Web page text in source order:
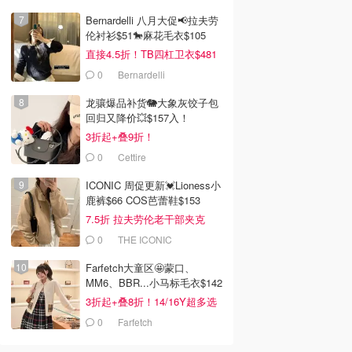
Bernardelli 八月大促📢拉夫劳
伦衬衫$51🐎麻花毛衣$105
直接4.5折！TB四杠卫衣$481
0 Bernardelli
龙骧爆品补货🐘大象灰饺子包
回归又降价💥$157入！
3折起+叠9折！
0 Cettire
ICONIC 周促更新💓Lioness小
鹿裤$66 COS芭蕾鞋$153
7.5折 拉夫劳伦老干部夹克
$4190 THE ICONIC
Farfetch大童区🤩蒙口、
MM6、BBR...小马标毛衣$142
3折起+叠8折！14/16Y超多选
0 Farfetch